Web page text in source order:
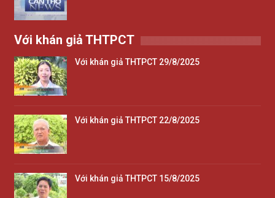
Với khán giả THTPCT
Với khán giả THTPCT 29/8/2025
Với khán giả THTPCT 22/8/2025
Với khán giả THTPCT 15/8/2025